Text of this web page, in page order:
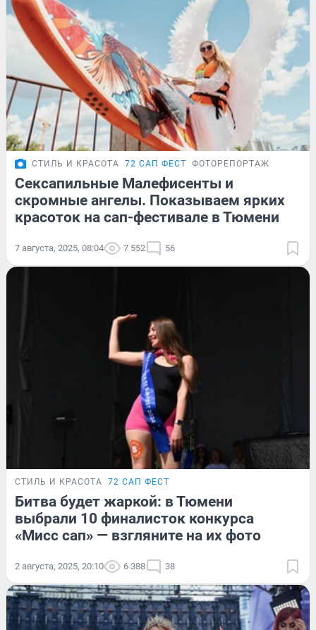
СТИЛЬ И КРАСОТА 72 САП ФЕСТ ФОТОРЕПОРТАЖ
Сексапильные Малефисенты и
скромные ангелы. Показываем ярких
красоток на сап-фестивале в Тюмени
7 августа, 2025, 08:04 7 552 56
СТИЛЬ И КРАСОТА 72 САП ФЕСТ
Битва будет жаркой: в Тюмени
выбрали 10 финалисток конкурса
«Мисс сап» — взгляните на их фото
2 августа, 2025, 20:10 6 388 38